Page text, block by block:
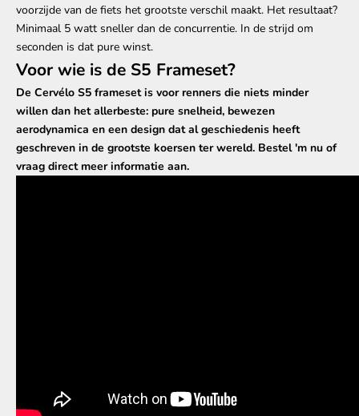
voorzijde van de fiets het grootste verschil maakt. Het resultaat?
Minimaal 5 watt sneller dan de concurrentie. In de strijd om
seconden is dat pure winst.
Voor wie is de S5 Frameset?
De Cervélo S5 frameset is voor renners die niets minder
willen dan het allerbeste: pure snelheid, bewezen
aerodynamica en een design dat al geschiedenis heeft
geschreven in de grootste koersen ter wereld. Bestel 'm nu of
vraag direct meer informatie aan.